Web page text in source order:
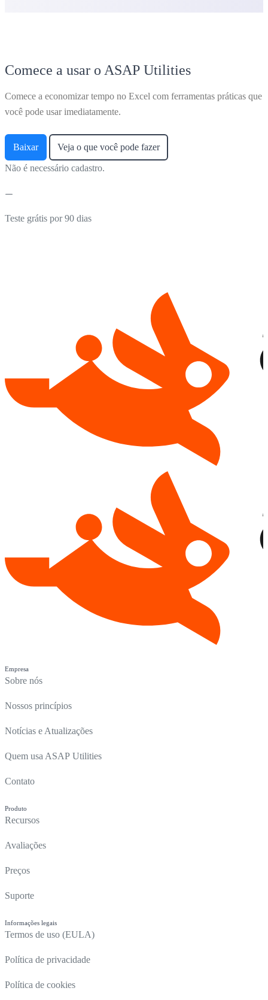
Comece a usar o ASAP Utilities
Comece a economizar tempo no Excel com ferramentas práticas que
você pode usar imediatamente.
Baixar Veja o que você pode fazer
Não é necessário cadastro.
Teste grátis por 90 dias
Empresa
Sobre nós
Nossos princípios
Notícias e Atualizações
Quem usa ASAP Utilities
Contato
Produto
Recursos
Avaliações
Preços
Suporte
Informações legais
Termos de uso (EULA)
Política de privacidade
Política de cookies